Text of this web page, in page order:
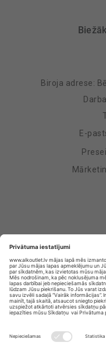
Biroja adrese:
E-
E-